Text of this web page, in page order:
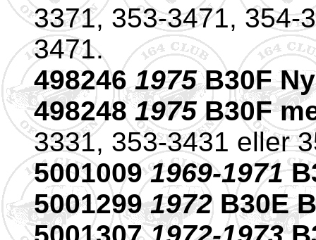
3371, 353-3471, 354-
3471.
4982461975B30F
4982481975B30F
3331, 353-3431 eller
50010091969-1971
50012991972B30E